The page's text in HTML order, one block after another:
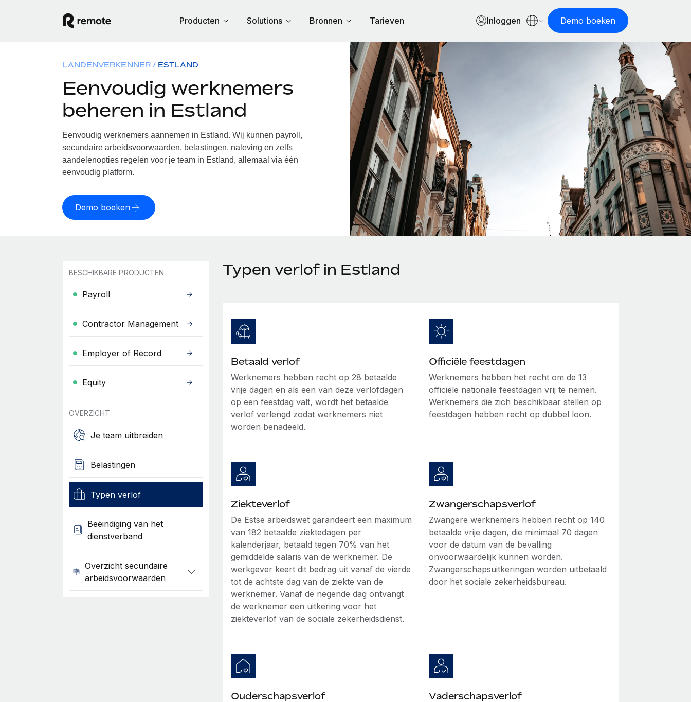
Producten Solutions Bronnen Tarieven Inloggen Demo boeken
LANDENVERKENNER ESTLAND
Eenvoudig werknemers
beheren in Estland
Eenvoudig werknemers aannemen in Estland. Wij kunnen payroll,
secundaire arbeidsvoorwaarden, belastingen, naleving en zelfs
aandelenopties regelen voor je team in Estland, allemaal via één
eenvoudig platform.
Demo boeken
BESCHIKBARE PRODUCTEN
Payroll
Contractor Management
Employer of Record
Equity
OVERZICHT
Je team uitbreiden
Belastingen
Typen verlof
Beëindiging van het
dienstverband
Overzicht secundaire
arbeidsvoorwaarden
Typen verlof in Estland
Betaald verlof
Werknemers hebben recht op 28 betaalde
vrije dagen en als een van deze verlofdagen
op een feestdag valt, wordt het betaalde
verlof verlengd zodat werknemers niet
worden benadeeld.
Officiële feestdagen
Werknemers hebben het recht om de 13
officiële nationale feestdagen vrij te nemen.
Werknemers die zich beschikbaar stellen op
feestdagen hebben recht op dubbel loon.
Ziekteverlof
De Estse arbeidswet garandeert een maximum
van 182 betaalde ziektedagen per
kalenderjaar, betaald tegen 70% van het
gemiddelde salaris van de werknemer. De
werkgever keert dit bedrag uit vanaf de vierde
tot de achtste dag van de ziekte van de
werknemer. Vanaf de negende dag ontvangt
de werknemer een uitkering voor het
ziekteverlof van de sociale zekerheidsdienst.
Zwangerschapsverlof
Zwangere werknemers hebben recht op 140
betaalde vrije dagen, die minimaal 70 dagen
voor de datum van de bevalling
onvoorwaardelijk kunnen worden.
Zwangerschapsuitkeringen worden uitbetaald
door het sociale zekerheidsbureau.
Ouderschapsverlof Vaderschapsverlof